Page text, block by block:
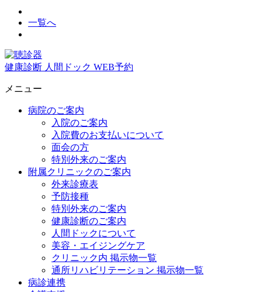
一覧へ
健康診断 人間ドック WEB予約
メニュー
病院のご案内
入院のご案内
入院費のお支払いについて
面会の方
特別外来のご案内
附属クリニックのご案内
外来診療表
予防接種
特別外来のご案内
健康診断のご案内
人間ドックについて
美容・エイジングケア
クリニック内 掲示物一覧
通所リハビリテーション 掲示物一覧
病診連携